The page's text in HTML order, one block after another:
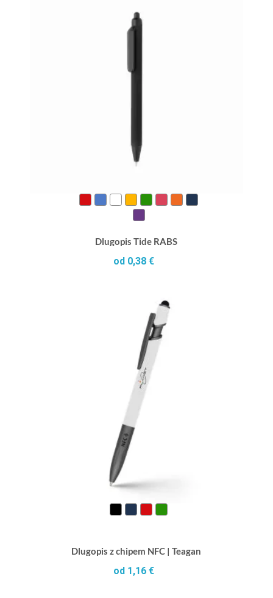
Dlugopis Tide RABS
od 0,38 €
Dlugopis z chipem NFC | Teagan
od 1,16 €